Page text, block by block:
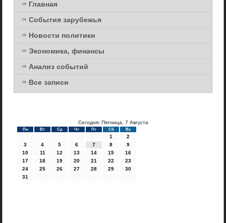
Главная
События зарубежья
Новости политики
Экономика, финансы
Анализ событий
Все записи
Сегодня: Пятница, 7 Августа
Пн Вт Ср Чт Пт Сб Вс
1
2
3
4 5 6 7 8
9
10
11 12 13 14 15
16
17
18 19 20 21 22
23
24
25 26 27 28 29
30
31